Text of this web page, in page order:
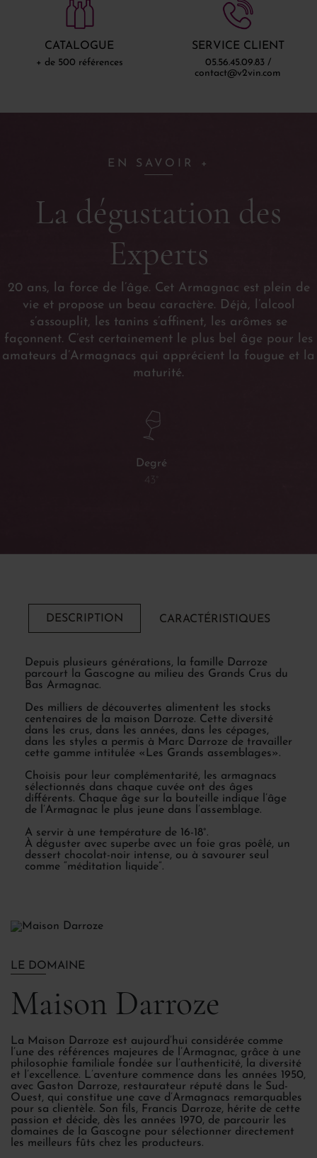
CATALOGUE
+ de 500 références
SERVICE CLIENT
05.56.45.09.83 /
contact@v2vin.com
EN SAVOIR +
La dégustation des
Experts
20 ans, la force de l’âge. Cet Armagnac est plein de
vie et propose un beau caractère. Déjà, l’alcool
s’assouplit, les tanins s’affinent, les arômes se
façonnent. C’est certainement le plus bel âge pour les
amateurs d’Armagnacs qui apprécient la fougue et la
maturité.
Degré
43°
DESCRIPTION CARACTÉRISTIQUES
Depuis plusieurs générations, la famille Darroze
parcourt la Gascogne au milieu des Grands Crus du
Bas Armagnac.
Des milliers de découvertes alimentent les stocks
centenaires de la maison Darroze. Cette diversité
dans les crus, dans les années, dans les cépages,
dans les styles a permis à Marc Darroze de travailler
cette gamme intitulée «Les Grands assemblages».
Choisis pour leur complémentarité, les armagnacs
sélectionnés dans chaque cuvée ont des âges
différents. Chaque âge sur la bouteille indique l’âge
de l’Armagnac le plus jeune dans l’assemblage.
A servir à une température de 16-18°.
À déguster avec superbe avec un foie gras poêlé, un
dessert chocolat-noir intense, ou à savourer seul
comme “méditation liquide”.
LE DOMAINE
Maison Darroze
La Maison Darroze est aujourd’hui considérée comme
l’une des références majeures de l’Armagnac, grâce à une
philosophie familiale fondée sur l’authenticité, la diversité
et l’excellence. L’aventure commence dans les années 1950,
avec Gaston Darroze, restaurateur réputé dans le Sud-
Ouest, qui constitue une cave d’Armagnacs remarquables
pour sa clientèle. Son fils, Francis Darroze, hérite de cette
passion et décide, dès les années 1970, de parcourir les
domaines de la Gascogne pour sélectionner directement
les meilleurs fûts chez les producteurs.